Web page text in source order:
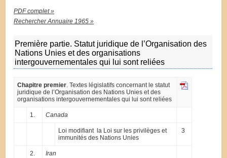
PDF complet »
Rechercher Annuaire 1965 »
Première partie. Statut juridique de l’Organisation des
Nations Unies et des organisations
intergouvernementales qui lui sont reliées
Chapitre premier. Textes législatifs concernant le statut
juridique de l’Organisation des Nations Unies et des
organisations intergouvernementales qui lui sont reliées
1. Canada
Loi modifiant la Loi sur les privilèges et
immunités des Nations Unies
3
2. Iran